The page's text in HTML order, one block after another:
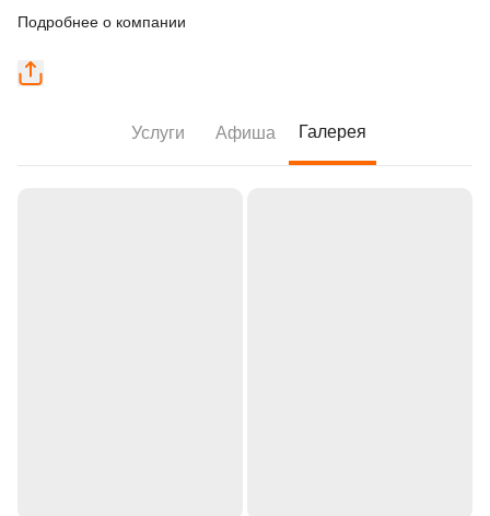
Подробнее о компании
Услуги Афиша Галерея